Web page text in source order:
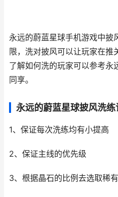
永远的蔚蓝星球手机游戏中披
限，洗对披风可以让玩家在推
了解如何洗的玩家可以参考永
同享。
永远的蔚蓝星球披风洗
1、保证每次洗练均有小提高
2、保证主线的优先级
3、根据晶石的比例去选取稀